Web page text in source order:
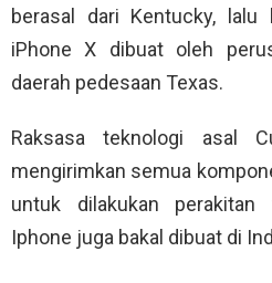
berasal dari Kentucky,
iPhone X dibuat oleh
daerah pedesaan Texas.
Raksasa teknologi asal
mengirimkan semua
untuk dilakukan perakitan
Iphone juga bakal dibuat di